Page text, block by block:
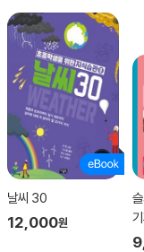
날씨 30
12,000원